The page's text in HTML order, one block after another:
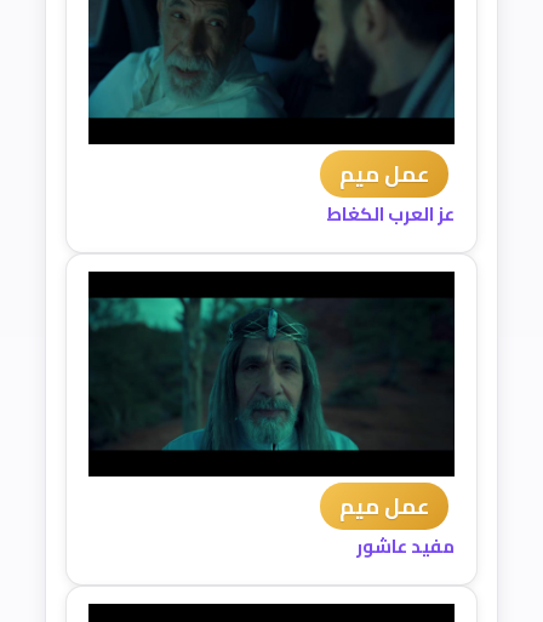
عمل ميم
عز العرب الكغاط
عمل ميم
مفيد عاشور